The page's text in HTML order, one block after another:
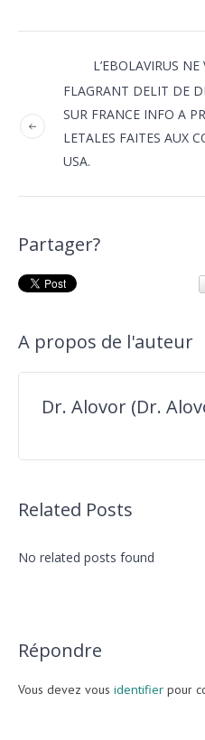
L’EBOLAVIRUS
FLAGRANT DELIT DE
SUR FRANCE INFO A
LETALES FAITES AUX
USA.
Partager?
A propos de l'auteur
Dr. Alovor (Dr.
Related Posts
No related posts found
Répondre
Vous devez vous identifier pour